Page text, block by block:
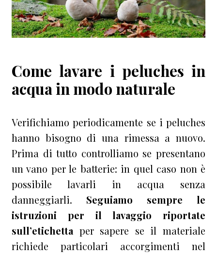
Come lavare i peluches in
acqua in modo naturale
Verifichiamo periodicamente se i peluches
hanno bisogno di una rimessa a nuovo.
Prima di tutto controlliamo se presentano
un vano per le batterie: in quel caso non è
possibile lavarli in acqua senza
danneggiarli. Seguiamo sempre le
istruzioni per il lavaggio riportate
sull’etichetta per sapere se il materiale
richiede particolari accorgimenti nel